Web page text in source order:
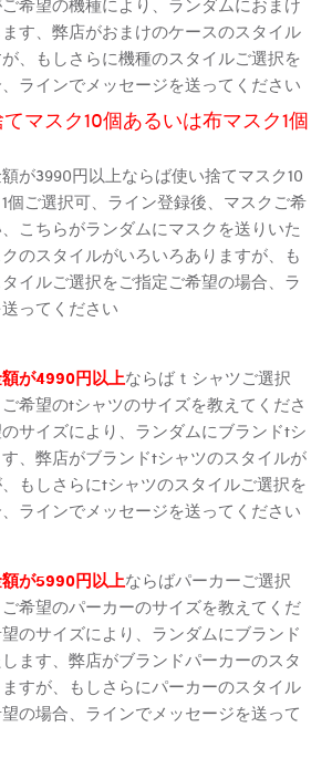
す、弊店がおまけのケースのスタイル
、もしさらに機種のスタイルご選択を
ラインでメッセージを送ってください
マスク10個あるいは布マスク1個
が3990円以上ならば使い捨てマスク10
個ご選択可、ライン登録後、マスクご希
こちらがランダムにマスクを送りいた
のスタイルがいろいろありますが、も
イルご選択をご指定ご希望の場合、ラ
ってください
が4990円以上ならばｔシャツご選択
希望のtシャツのサイズを教えてくださ
サイズにより、ランダムにブランドtシ
、弊店がブランドtシャツのスタイルが
もしさらにtシャツのスタイルご選択を
ラインでメッセージを送ってください
が5990円以上ならばパーカーご選択
希望のパーカーのサイズを教えてくだ
のサイズにより、ランダムにブランド
ます、弊店がブランドパーカーのスタ
すが、もしさらにパーカーのスタイル
の場合、ラインでメッセージを送って